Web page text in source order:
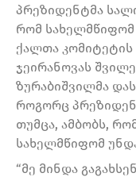
პრეზიდენტმა
რომ
ქალთა კომიტეტის
ჯეირანოვას
ზურაბიშვილმა
როგორც
თუმცა, ამბობს,
სახელმწიფომ
“მე მინდა